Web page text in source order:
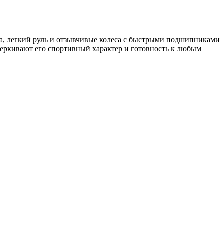
легкий руль и отзывчивые колеса с быстрыми подшипниками
его спортивный характер и готовность к любым